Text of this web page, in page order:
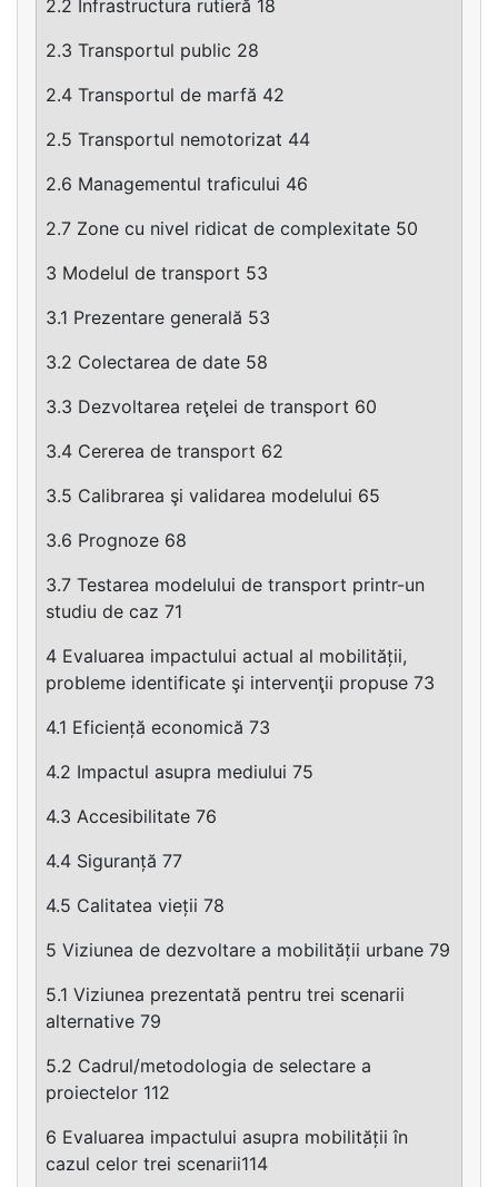
2.2 Infrastructura rutieră 18
2.3 Transportul public 28
2.4 Transportul de marfă 42
2.5 Transportul nemotorizat 44
2.6 Managementul traficului 46
2.7 Zone cu nivel ridicat de complexitate 50
3 Modelul de transport 53
3.1 Prezentare generală 53
3.2 Colectarea de date 58
3.3 Dezvoltarea reţelei de transport 60
3.4 Cererea de transport 62
3.5 Calibrarea şi validarea modelului 65
3.6 Prognoze 68
3.7 Testarea modelului de transport printr-un
studiu de caz 71
4 Evaluarea impactului actual al mobilității,
probleme identificate şi intervenţii propuse 73
4.1 Eficiență economică 73
4.2 Impactul asupra mediului 75
4.3 Accesibilitate 76
4.4 Siguranță 77
4.5 Calitatea vieții 78
5 Viziunea de dezvoltare a mobilității urbane 79
5.1 Viziunea prezentată pentru trei scenarii
alternative 79
5.2 Cadrul/metodologia de selectare a
proiectelor 112
6 Evaluarea impactului asupra mobilității în
cazul celor trei scenarii114